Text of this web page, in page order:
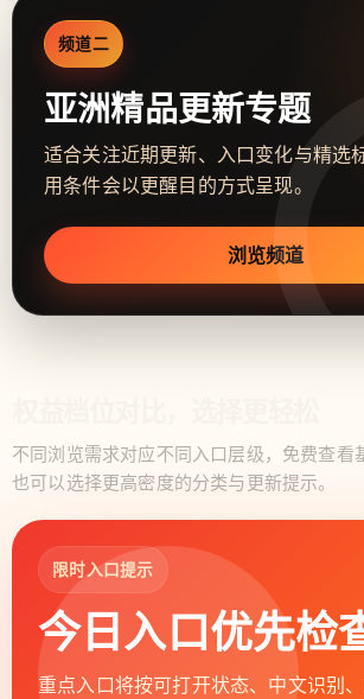
频道二
亚洲精品更新专题
适合关注近期更新、入口变化与精选
用条件会以更醒目的方式呈现。
浏览频道
不同浏览需求对应不同入口层级，免费查看
也可以选择更高密度的分类与更新提示。
限时入口提示
今日入口优先检
重点入口将按可打开状态、中文识别